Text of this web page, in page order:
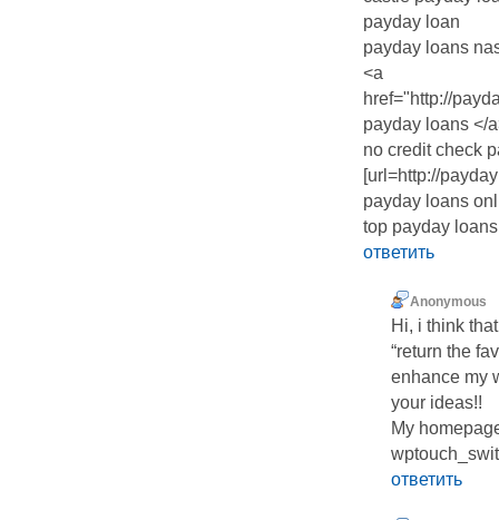
payday loan
payday loans
<a
href="http://
payday loans </
no credit check
[url=http://
payday loans
top payday
ответить
Anonymous
Hi, i think
“return the
enhancе my
your ideas!!
My
ответить